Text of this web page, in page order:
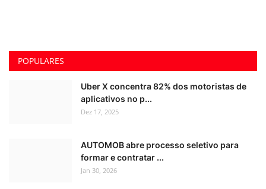
POPULARES
Uber X concentra 82% dos motoristas de
aplicativos no p...
Dez 17, 2025
AUTOMOB abre processo seletivo para
formar e contratar ...
Jan 30, 2026